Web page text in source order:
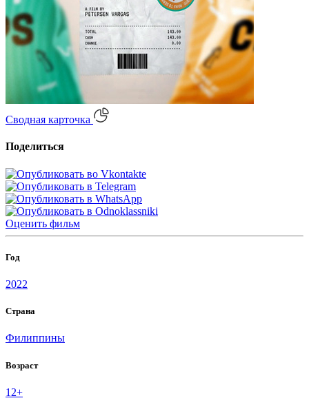
Сводная карточка
Поделиться
Оценить фильм
Год
2022
Страна
Филиппины
Возраст
12+